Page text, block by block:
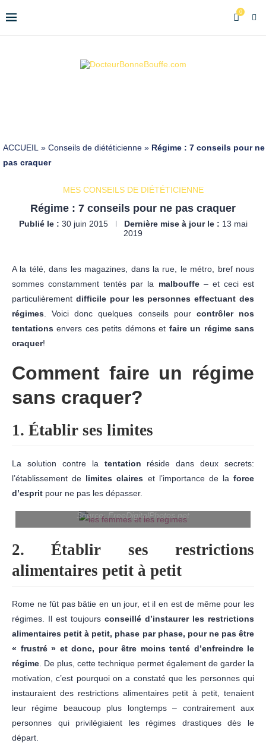
0
ACCUEIL » Conseils de diététicienne » Régime : 7 conseils pour ne
pas craquer
MES CONSEILS DE DIÉTÉTICIENNE
Régime : 7 conseils pour ne pas craquer
Publié le : 30 juin 2015 Dernière mise à jour le : 13 mai
2019
A la télé, dans les magazines, dans la rue, le métro, bref nous
sommes constamment tentés par la malbouffe– et ceci est
particulièrement difficile pour les personnes effectuant des
régimes . Voici donc quelques conseils pourcontrôler nos
tentations envers ces petits démons et faire un régime sans
craquer!
Comment faire un régime
sans craquer?
1. Établir ses limites
La solution contre la tentation réside dans deux secrets:
l’établissement de limites claires et l’importance de la force
d’esprit pour ne pas les dépasser.
Source: FreeDigitalPhotos.net
2. Établir ses restrictions
alimentaires petit à petit
Rome ne fût pas bâtie en un jour, et il en est de même pour les
régimes. Il est toujours conseillé d’instaurer les restrictions
alimentaires petit à petit, phase par phase, pour ne pas être
« frustré » et donc, pour être moins tenté d’enfreindre le
régime . De plus, cette technique permet également de garder la
motivation, c’est pourquoi on a constaté que les personnes qui
instauraient des restrictions alimentaires petit à petit, tenaient
leur régime beaucoup plus longtemps – contrairement aux
personnes qui privilégiaient les régimes drastiques dès le
départ.